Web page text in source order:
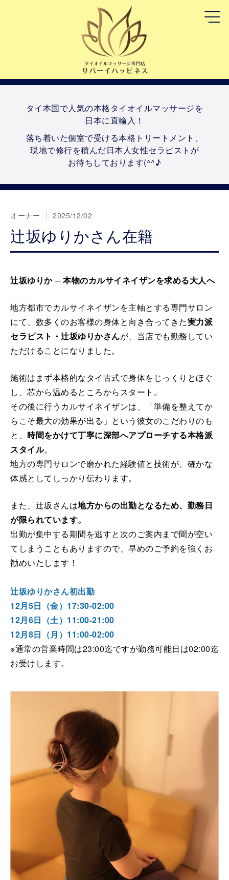
タイ本国で人気の本格タイオイルマッサージを
日本に直輸入！
落ち着いた個室で受ける本格トリートメント、
現地で修行を積んだ日本人女性セラピストが
お待ちしております(^^♪
オーナー 2025/12/02
辻坂ゆりかさん在籍
辻坂ゆりか ─ 本物のカルサイネイザンを求める大人へ
地方都市でカルサイネイザンを主軸とする専門サロン
にて、数多くのお客様の身体と向き合ってきた実力派
セラピスト・辻坂ゆりかさんが、当店でも勤務してい
ただけることになりました。
施術はまず本格的なタイ古式で身体をじっくりとほぐ
し、芯から温めるところからスタート。
その後に行うカルサイネイザンは、「準備を整えてか
らこそ最大の効果が出る」という彼女のこだわりのも
と、 時間をかけて丁寧に深部へアプローチする本格派
スタイル。
地方の専門サロンで磨かれた経験値と技術が、確かな
体感としてしっかり伝わります。
また、辻坂さんは地方からの出勤となるため、勤務日
が限られています。
出勤が集中する期間を逃すと次のご案内まで間が空い
てしまうこともありますので、早めのご予約を強くお
勧めいたします！
辻坂ゆりかさん初出勤
12月5日（金）17:30-02:00
12月6日（土）11:00-21:00
12月8日（月）11:00-02:00
※通常の営業時間は23:00迄ですが勤務可能日は02:00迄
お受けします。